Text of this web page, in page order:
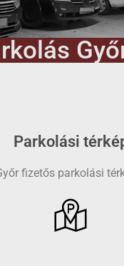
Parkolási
fizetős parkolási